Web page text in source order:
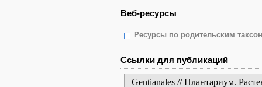
Веб-ресурсы
Ресурсы по родительским
Ссылки для публикаций
Gentianales // Плантариум.